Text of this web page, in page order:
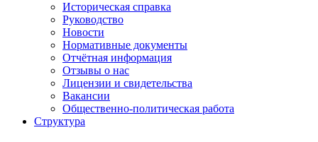
Историческая справка
Руководство
Новости
Нормативные документы
Отчётная информация
Отзывы о нас
Лицензии и свидетельства
Вакансии
Общественно-политическая работа
Структура